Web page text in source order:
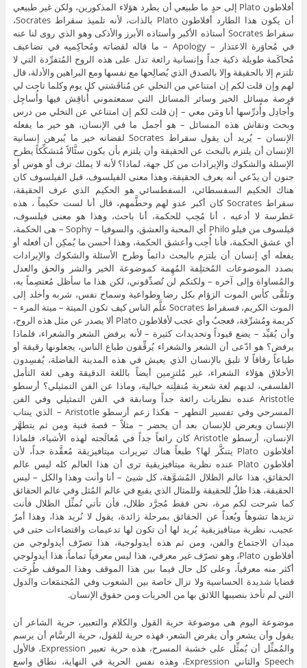
أفلاطون Plato إلى حدٍ ما طبيعي أن يطرد هؤلاء المذكورين، ولكن غير طبيعي
أن يكون هذا الطارد أفلاطون Plato بالذات، لأنه تلميذ سقراط Socrates،
سقراط Socrates أستاذه الأكبر وأستاذه الأبرز والأذكى وهو الذي روى لنا عنه
في مُحاوَرة الاعتذار – Apology – ما قاله لقضاته ومُحاكِميه في تضاعيف
مُحاكَمة طويلة ذكية جداً وإنسانية رائعة تدل على هذه الروح المُتفرِّدة التي لا
تلتزم إلا بالحقيقة وإلا بالصدق الذي يُصالِحها مع نفسها ومع البراهين والأدلة، قال
لهم وإن قلت لكم إن امتناعي من التخلي عن مُناقَشتي كل يوم وكلما تاحت لي
فرصة مسائل الخير وسائر المسائل التي سمعتموني أُناقِش فيها وأُساجِل
وأُجادِل وأُدرِّسها أنا ومَن معي – إن قلت لكم إن امتناعي عن التخلي من درس
وبحث ونقاش هذه المسائل – هو أجمل ما في الإنسان، هو خير ما يفعله
الإنسان – يُريد أن يقول سقراط Socrates لقضاته خير ما يُبرهن إنسانية
الإنسان أن يلتزم بالبحث عن الحقيقة وأن يلتزم بأن يكون سئَّالاً مُتشكِّكاً يطرح
الإسئلة والشكوك والإيرادات من كل جهة، لماذا؟ لأنه لا يملك ترف أو هوس أو
جنون أن يدّعي أنه يعرف الحقيقة، وهذا معنى الفيلسوف، قبل الفيلسوف كان
هناك الحكيم السفسطائي، السفطسائي هو الحكيم الذي عرف الحقيقة،
سقراط Socrates كان أكبر عدو لهم وحطَّمهم، قال أنا لست حكيماً ، هذه
غطرسة لا أدعيه ، أنا مُحِب للحكمة، أنا باحث، وهذا هو معنى فيلسوف،
فيلسوف من فيلو Philo أي المحبة والعشق، والسوفيا – Sophy – هى الحكمة،
أي عشق الحكمة، فأنا أُحِب وأعشق الحكمة، وهذا أحسن ما يُمكِن أن أفعله أو
يفعله أي إنسان أن يلتزم بالبحث دائماً وطرح الأسئلة والشكوك والإيرادات
بصدد الموضوعات المُختلِفة المُهِمة كموضوعة الخير والشر والحق والعدل
والمُساواة وإلى آخره – ولكنكم لن تُصدِّقوني، لكن هذا ما سأظل مُعتصِماً به،
وتلقَّى كأس الموت الزؤام بكل رضا وطواعية وسماح نفس، شربه وأخلد إلى
الموت الكريم، فسقراط Socrates علَّم الناس كيف تكون الميتة – ميتة المرء –
كريمة ومُشرِّفة، فعجبٌ وأي عجب لأفلاطون Plato ألا يصدر عن مثل هذه الروح،
وأن يُقيِّد – يضع قيوداً وتحديدات كثيرة – لأنه يرفض الشعر والشعراء، فلماذا
يرفض؟ هو ادّعى أن الشعر والشعراء يُرقِّقون طباع الناس، يجعلونها رقيقة أو
طباعاً رقاقاً لا تليق بالإنسان الذي يعيش في هذه المدينة الفاضلة، يُفسِدون
الأخلاق هؤلاء الشعراء، غير مُلتزِمين أيضاً باللغة الدقيقة وهى لغة التأمل
الفلسفي، لديهم لغة شعرية مُنفلِته خيالية، وماذا عن الفن التمثيلي؟ أرسطو
Aristotle عنده نظريات رائعة جداً وسابقة في الفن التمثيلي وفي الفن
المسرحي وفي تفسير التطهر – هكذا زعم أرسطو Aristotle – الذي ينتاب
الإنسان ويعرض للإنسان بعد أن يحضر – مثلاً – قصة فنية ومن ثم يتطهَّر
الإنسان، أرسطو Aristotle كان رائعاً جداً في مُعالَجته لهذه الأشياء، فلماذا
أفلاطون Plato يتنكَّر لها؟ طبعاً هناك تبريرات ميتافيزيقة مُعقَّدة جداً، لأن
أفلاطون Plato عنده نظرية ميتافيزيقية ترى أن هذا العالم كله ليس عالم
الحقائق، هذا عالم الظلال المُشوَّهة، كل شيئ – أنا وأنت وهذا والكل – ليس
الحقيقة، هذا ظلٌ للحقيقة وللمثال الذي يقبع في عالم المُثل وفي عالم الحقائق
كما شرحت لكم مرة، نحن فقط مُجرَّد ظلال، فأن تأتي تُمثِّل الظلال فأنت
تزيدها تشوهاً وبُعداً عن الحقائق بمرحلة زائدة، يقول لا نُريد هذا، وهذا أمرٌ
عجيب، نظرية ميتافيزيقية يُريد لها أن تكون لها تدعيمات واقتضاءات حتى في
ميدان الاجتماع والفن، ومن ثم هذه أيدولوجية، هذا تصرّف أيدولوجي من
أفلاطون Plato، وهو تصرّف غير معرفي، هذا ليس معرفياً تماماً، هذا أيدولوجي
أكثر منه معرفياً، وعلى كل حال فيما بين هذا الموقف وهذا الموقف طُرِحَت
قضايا شديدة الحساسية ولا تزال خاصة بين الشعوب وفي المُجتمَعات والدول
التي لم تأخذ بنصيبها اللائق بها من الحريات ومن حقوق الإنسان.
موضوعة اليوم هى موضوعة حرية القول والكلام والتعبير، حرية الشاعر أن
يقول وأن يشعر وأن يقرض الشعر، فهذه حرية للقول، حرية الرسَّام أن يرسم
والمُمثِّل أن يُمثِّل على خشبة المسرح، هذه حرية تعبير Expression، فالأول
Speech والثاني Expression، وهذه نفس الحرية في النهاية، نطاق واسع